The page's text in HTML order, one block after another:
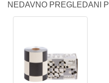
NEDAVNO PREGLEDANI